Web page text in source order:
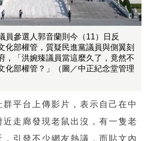
員參選人郭音蘭則今（11）日反
化部權管，質疑民進黨議員與側翼刻
，「洪婉臻議員當這麼久了，竟然不
化部權管？」（圖／中正紀念堂管理
平台上傳影片，表示自己在中
近走廊發現老鼠出沒，有一隻老
引發不少網友熱議，而貼文內